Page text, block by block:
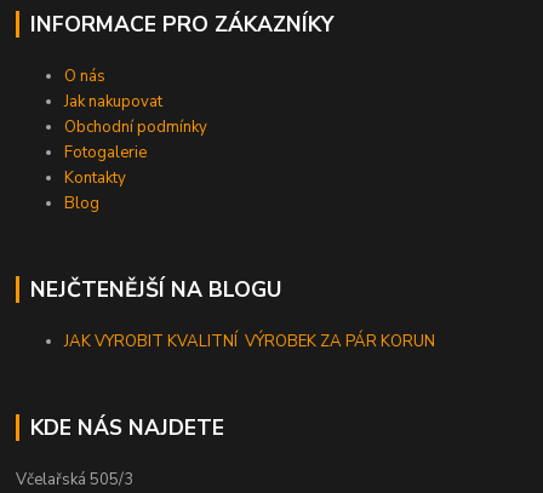
INFORMACE PRO ZÁKAZNÍKY
O nás
Jak nakupovat
Obchodní podmínky
Fotogalerie
Kontakty
Blog
NEJČTENĚJŠÍ NA BLOGU
JAK VYROBIT KVALITNÍ VÝROBEK ZA PÁR KORUN
KDE NÁS NAJDETE
Včelařská 505/3